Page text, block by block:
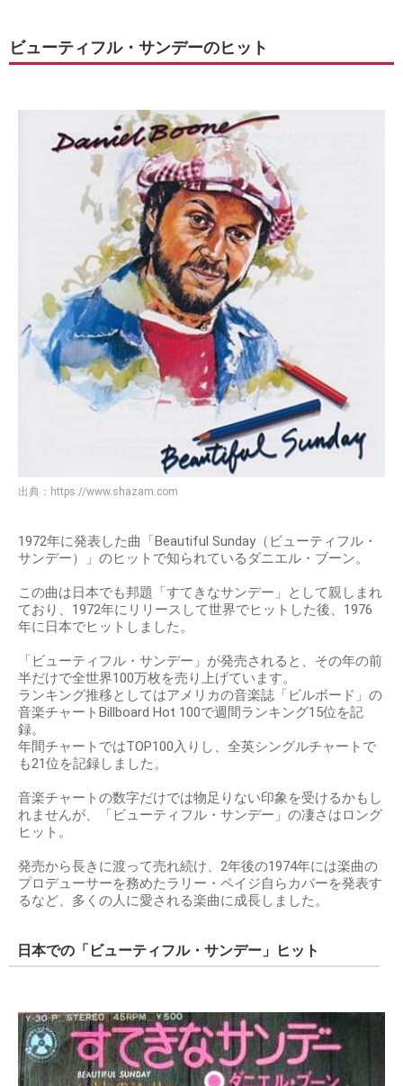
ビューティフル・サンデーのヒット
出典： https://www.shazam.com
1972年に発表した曲「Beautiful Sunday（ビューティフル・
サンデー）」のヒットで知られているダニエル・ブーン。
この曲は日本でも邦題「すてきなサンデー」として親しまれ
ており、1972年にリリースして世界でヒットした後、1976
年に日本でヒットしました。
「ビューティフル・サンデー」が発売されると、その年の前
半だけで全世界100万枚を売り上げています。
ランキング推移としてはアメリカの音楽誌「ビルボード」の
音楽チャートBillboard Hot 100で週間ランキング15位を記
録。
年間チャートではTOP100入りし、全英シングルチャートで
も21位を記録しました。
音楽チャートの数字だけでは物足りない印象を受けるかもし
れませんが、「ビューティフル・サンデー」の凄さはロング
ヒット。
発売から長きに渡って売れ続け、2年後の1974年には楽曲の
プロデューサーを務めたラリー・ペイジ自らカバーを発表す
るなど、多くの人に愛される楽曲に成長しました。
日本での「ビューティフル・サンデー」ヒット